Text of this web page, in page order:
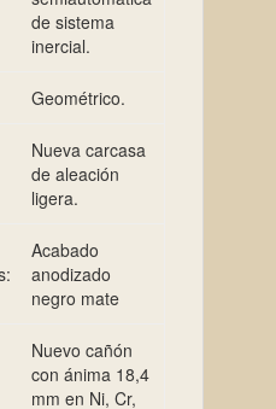
de sistema
inercial.
Geométrico.
Nueva carcasa
de aleación
ligera.
Acabado
anodizado
negro mate
Nuevo cañón
con ánima 18,4
mm en Ni, Cr,